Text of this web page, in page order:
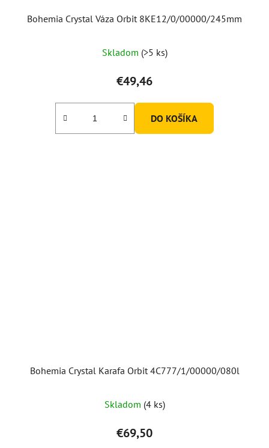
Bohemia Crystal Váza Orbit 8KE12/0/00000/245mm
Skladom (>5 ks)
€49,46
DO KOŠÍKA
Bohemia Crystal Karafa Orbit 4C777/1/00000/080l
Skladom (4 ks)
€69,50